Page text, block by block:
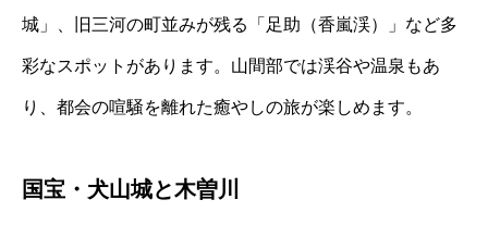
城」、旧三河の町並みが残る「足助（香嵐渓）」など多
彩なスポットがあります。山間部では渓谷や温泉もあ
り、都会の喧騒を離れた癒やしの旅が楽しめます。
国宝・犬山城と木曽川